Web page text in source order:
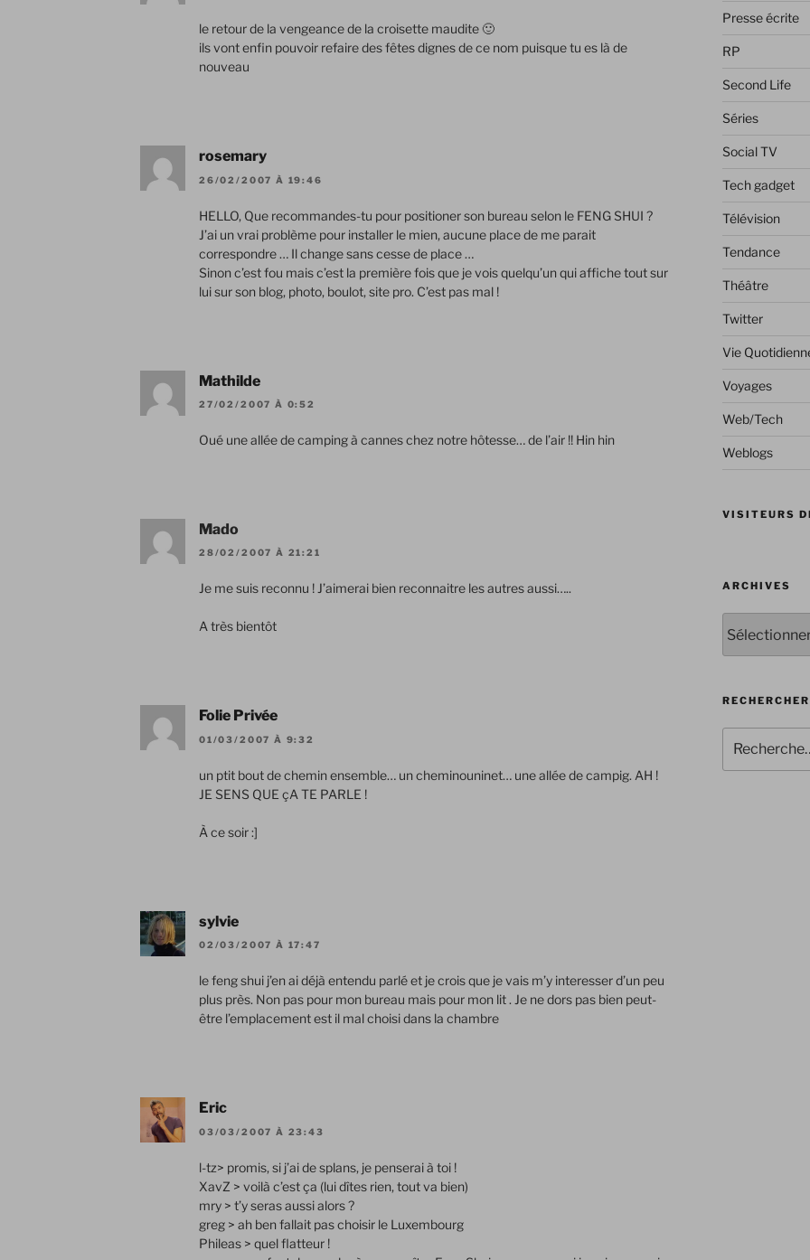
le retour de la vengeance de la croisette maudite 🙂
ils vont enfin pouvoir refaire des fêtes dignes de ce nom puisque tu es là de
nouveau
rosemary
26/02/2007 À 19:46
HELLO, Que recommandes-tu pour positioner son bureau selon le FENG SHUI ?
J’ai un vrai problème pour installer le mien, aucune place de me parait
correspondre … Il change sans cesse de place …
Sinon c’est fou mais c’est la première fois que je vois quelqu’un qui affiche tout sur
lui sur son blog, photo, boulot, site pro. C’est pas mal !
Mathilde
27/02/2007 À 0:52
Oué une allée de camping à cannes chez notre hôtesse… de l’air !! Hin hin
Mado
28/02/2007 À 21:21
Je me suis reconnu ! J’aimerai bien reconnaitre les autres aussi…..
A très bientôt
Folie Privée
01/03/2007 À 9:32
un ptit bout de chemin ensemble… un cheminouninet… une allée de campig. AH !
JE SENS QUE çA TE PARLE !
À ce soir :]
sylvie
02/03/2007 À 17:47
le feng shui j’en ai déjà entendu parlé et je crois que je vais m’y interesser d’un peu
plus près. Non pas pour mon bureau mais pour mon lit . Je ne dors pas bien peut-
être l’emplacement est il mal choisi dans la chambre
Eric
03/03/2007 À 23:43
l-tz> promis, si j’ai de splans, je penserai à toi !
XavZ > voilà c’est ça (lui dîtes rien, tout va bien)
mry > t’y seras aussi alors ?
greg > ah ben fallait pas choisir le Luxembourg
Phileas > quel flatteur !
Presse écrite
RP
Second Life
Séries
Social TV
Tech gadget
Télévision
Tendance
Théâtre
Twitter
Vie
Voyages
Web/Tech
Weblogs
VISITEURS
ARCHIVES
pour
: